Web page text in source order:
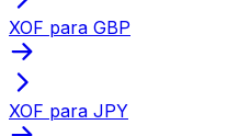
XOF para GBP
XOF para JPY